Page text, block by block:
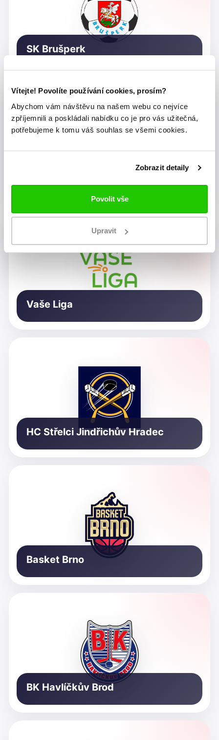
Vítejte! Povolíte používání cookies, prosím?
Abychom vám návštěvu na našem webu co nejvíce
zpříjemnili a poskládali nabídku co je pro vás užitečná,
potřebujeme k tomu váš souhlas se všemi cookies.
Zobrazit detaily
Povolit vše
Upravit
SK Brušperk
Vaše Liga
HC Střelci Jindřichův Hradec
Basket Brno
BK Havlíčkův Brod